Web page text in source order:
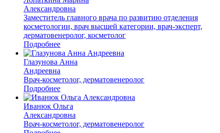
Александровна
Заместитель главного врача по развитию отделения
косметологии, врач высшей категории, врач-эксперт,
дерматовенеролог, косметолог
Подробнее
Глазунова Анна
Андреевна
Врач-косметолог, дерматовенеролог
Подробнее
Иванюк Ольга
Александровна
Врач-косметолог, дерматовенеролог